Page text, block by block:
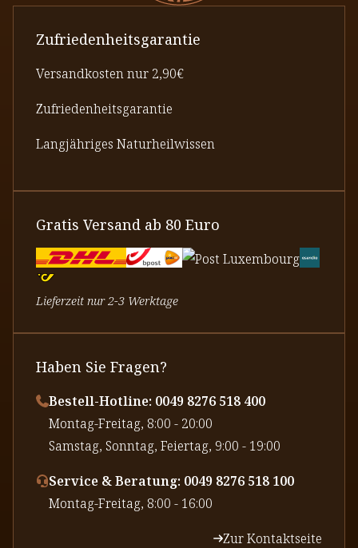
Zufriedenheitsgarantie
Versandkosten nur 2,90€
Zufriedenheitsgarantie
Langjähriges Naturheilwissen
Gratis Versand ab 80 Euro
Lieferzeit nur 2-3 Werktage
Haben Sie Fragen?
Bestell-Hotline: 0049 8276 518 400
⁠Montag-Freitag, 8:00 - 20:00
⁠Samstag, Sonntag, Feiertag, 9:00 - 19:00
Service & Beratung: 0049 8276 518 100
⁠Montag-Freitag, 8:00 - 16:00
Zur Kontaktseite